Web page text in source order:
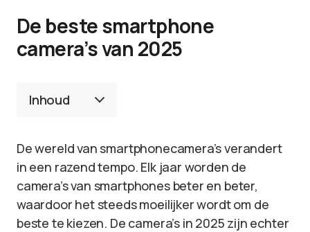
De beste smartphone
camera’s van 2025
Inhoud
De wereld van smartphonecamera’s verandert
in een razend tempo. Elk jaar worden de
camera’s van smartphones beter en beter,
waardoor het steeds moeilijker wordt om de
beste te kiezen. De camera’s in 2025 zijn echter